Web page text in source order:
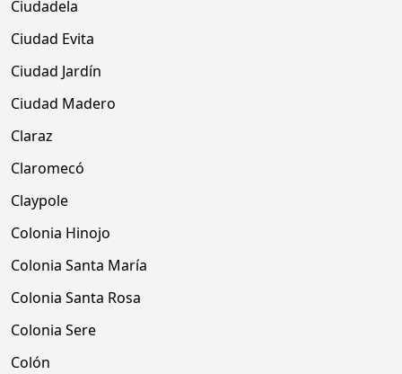
Ciudadela
Ciudad Evita
Ciudad Jardín
Ciudad Madero
Claraz
Claromecó
Claypole
Colonia Hinojo
Colonia Santa María
Colonia Santa Rosa
Colonia Sere
Colón